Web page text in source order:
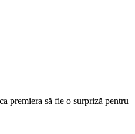
premiera să fie o surpriză pentru